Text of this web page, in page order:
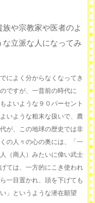
や宗教家や医者のよ
な立派な人になってみ
によく分からなくなってき
ですが、一昔前の時代に
よいような９０パーセント
いような粗末な扱いで、農
が、この地球の歴史では非
の人々の心の奥には、「一
（商人）みたいに偉い武士
ては、一方的にこき使われ
一目置かれ、頭を下げても
」というような潜在願望